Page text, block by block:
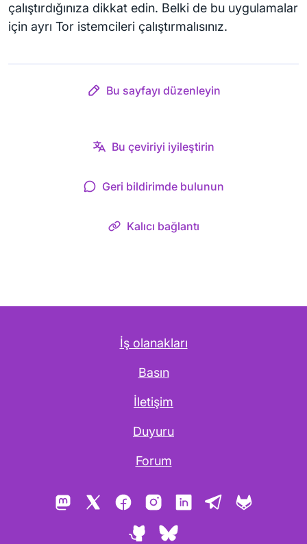
çalıştırdığınıza dikkat edin. Belki de bu uygulamalar
için ayrı Tor istemcileri çalıştırmalısınız.
Bu sayfayı düzenleyin
Bu çeviriyi iyileştirin
Geri bildirimde bulunun
Kalıcı bağlantı
İş olanakları
Basın
İletişim
Duyuru
Forum
Mastodon FacebookInstagramLinkedInTelegram
GitHubBluesky